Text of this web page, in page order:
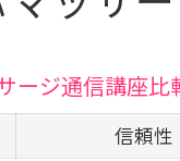
ージ通信講座
信頼性